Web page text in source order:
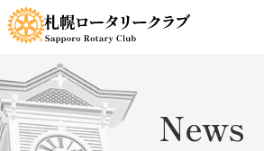
ン
テ
へ
ス
キ
ッ
プ
ビ
ゲ
ョ
ン
に
移
動
News